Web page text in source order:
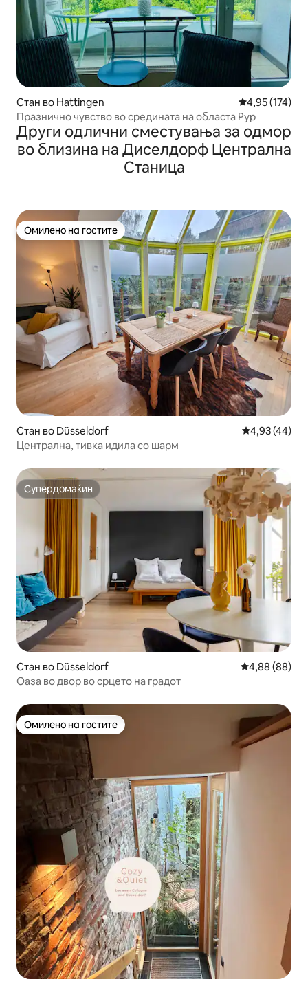
Стан во Hattingen Просечна
4,95 (174)
Празнично чувство во средината на областа Рур
Други одлични сместувања за одмор
во близина на Диселдорф Централна
Станица
Омилено на гостите
Омилено на гостите
Стан во Düsseldorf Просечна
4,93 (44)
Централна, тивка идила со шарм
Супердомаќин
Супердомаќин
Стан во Düsseldorf Просечна
4,88 (88)
Оаза во двор во срцето на градот
Омилено на гостите
Омилено на гостите